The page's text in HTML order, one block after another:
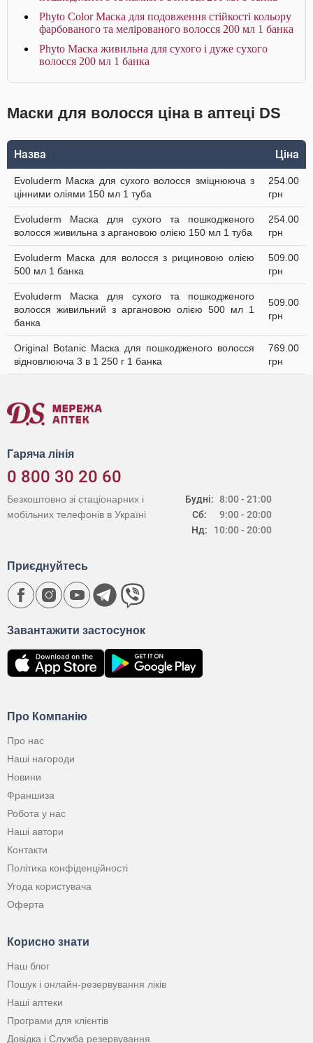
Phyto Color Маска для подовження стійкості кольору
фарбованого та мелірованого волосся 200 мл 1 банка
Phyto Маска живильна для сухого і дуже сухого
волосся 200 мл 1 банка
Маски для волосся ціна в аптеці DS
Назва Ціна
Evoluderm Маска для сухого волосся зміцнююча з
цінними оліями 150 мл 1 туба
254.00
грн
Evoluderm Маска для сухого та пошкодженого
волосся живильна з аргановою олією 150 мл 1 туба
254.00
грн
Evoluderm Маска для волосся з рициновою олією
500 мл 1 банка
509.00
грн
Evoluderm Маска для сухого та пошкодженого
волосся живильний з аргановою олією 500 мл 1
банка
509.00
грн
Original Botanic Маска для пошкодженого волосся
відновлююча 3 в 1 250 г 1 банка
769.00
грн
Гаряча лінія
0 800 30 20 60
Будні:
Сб:
Нд:
8:00 - 21:00
9:00 - 20:00
10:00 - 20:00
Безкоштовно зі стаціонарних і
мобільних телефонів в Україні
Про Компанію
Про нас
Наші нагороди
Новини
Франшиза
Робота у нас
Наші автори
Контакти
Політика конфіденційності
Угода користувача
Оферта
Корисно знати
Наш блог
Пошук і онлайн-резервування ліків
Наші аптеки
Програми для клієнтів
Довідка і Служба резервування
Завантажити застосунок
Приєднуйтесь